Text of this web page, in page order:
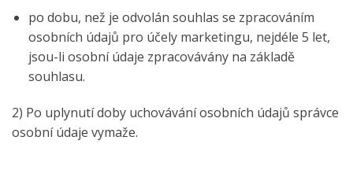
po dobu, než je odvolán souhlas se zpracováním
osobních údajů pro účely marketingu, nejdéle 5 let,
jsou-li osobní údaje zpracovávány na základě
souhlasu.
2) Po uplynutí doby uchovávání osobních údajů správce
osobní údaje vymaže.